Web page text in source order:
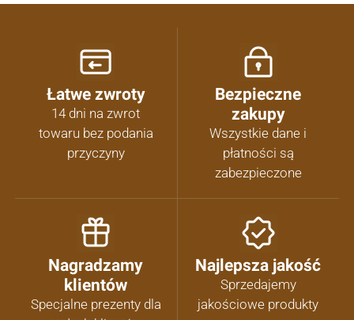
Łatwe zwroty
14 dni na zwrot
towaru bez podania
przyczyny
Bezpieczne
zakupy
Wszystkie dane i
płatności są
zabezpieczone
Nagradzamy
klientów
Specjalne prezenty dla
Najlepsza jakość
Sprzedajemy
jakościowe produkty